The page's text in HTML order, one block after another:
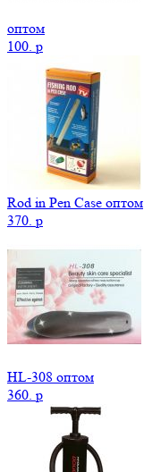
оптом
100. p
Rod in Pen Case оптом
370. p
НL-308 оптом
360. p